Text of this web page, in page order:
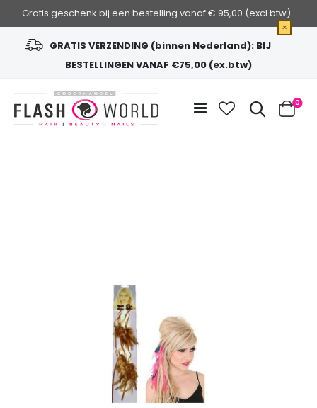
Gratis geschenk bij een bestelling vanaf € 95,00 (excl.btw) .
×
GRATIS VERZENDING (binnen Nederland): BIJ
BESTELLINGEN VANAF €75,00 (ex.btw)
de
inhoud
Zoek
Cart
0